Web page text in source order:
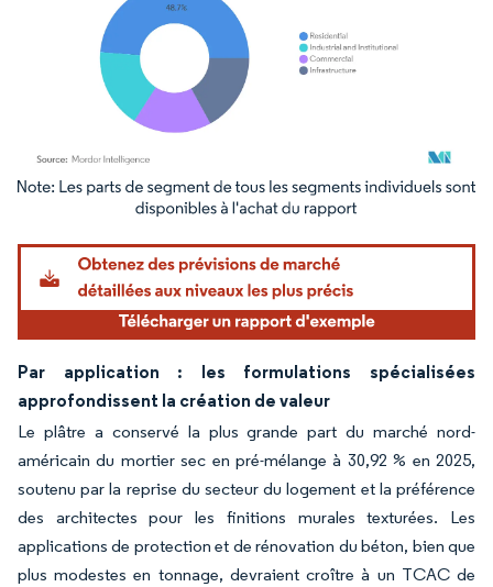
Image © Mordor Intelligence. La réutilisation nécessite une attribution sous CC BY
Par application : les formulations spécialisées
approfondissent la création de valeur
Le plâtre a conservé la plus grande part du marché nord-
américain du mortier sec en pré-mélange à 30,92 % en 2025,
soutenu par la reprise du secteur du logement et la préférence
des architectes pour les finitions murales texturées. Les
applications de protection et de rénovation du béton, bien que
plus modestes en tonnage, devraient croître à un TCAC de